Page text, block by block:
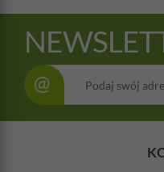
@